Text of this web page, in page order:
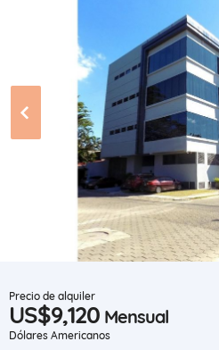
Precio de alquiler
US$9,120 Mensual
Dólares Americanos